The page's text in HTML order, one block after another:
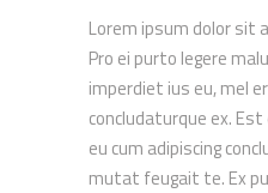
Lorem ipsum dolor sit
Pro ei purto legere
imperdiet ius eu, mel
concludaturque ex.
eu cum adipiscing
mutat feugait te. Ex